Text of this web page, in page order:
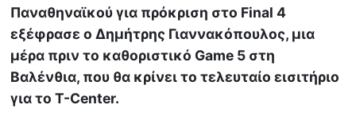
Παναθηναϊκού για πρόκριση στο Final 4
εξέφρασε ο Δημήτρης Γιαννακόπουλος, μια
μέρα πριν το καθοριστικό Game 5 στη
Βαλένθια, που θα κρίνει το τελευταίο εισιτήριο
για το T-Center.